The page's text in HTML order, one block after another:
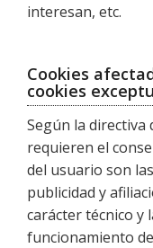
interesan, etc.
Cookies
cookies
Según la directiva
requieren el
del usuario son
publicidad y
carácter técnico y
funcionamiento